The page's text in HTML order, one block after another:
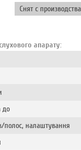
Снят с производства
апарату:
до
полос, налаштування